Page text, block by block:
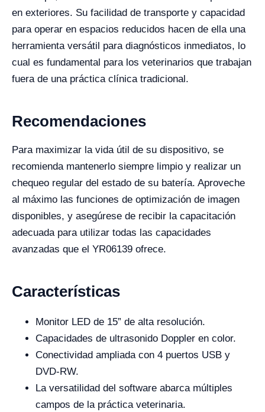
en exteriores. Su facilidad de transporte y capacidad
para operar en espacios reducidos hacen de ella una
herramienta versátil para diagnósticos inmediatos, lo
cual es fundamental para los veterinarios que trabajan
fuera de una práctica clínica tradicional.
Recomendaciones
Para maximizar la vida útil de su dispositivo, se
recomienda mantenerlo siempre limpio y realizar un
chequeo regular del estado de su batería. Aproveche
al máximo las funciones de optimización de imagen
disponibles, y asegúrese de recibir la capacitación
adecuada para utilizar todas las capacidades
avanzadas que el YR06139 ofrece.
Características
Monitor LED de 15” de alta resolución.
Capacidades de ultrasonido Doppler en color.
Conectividad ampliada con 4 puertos USB y
DVD-RW.
La versatilidad del software abarca múltiples
campos de la práctica veterinaria.